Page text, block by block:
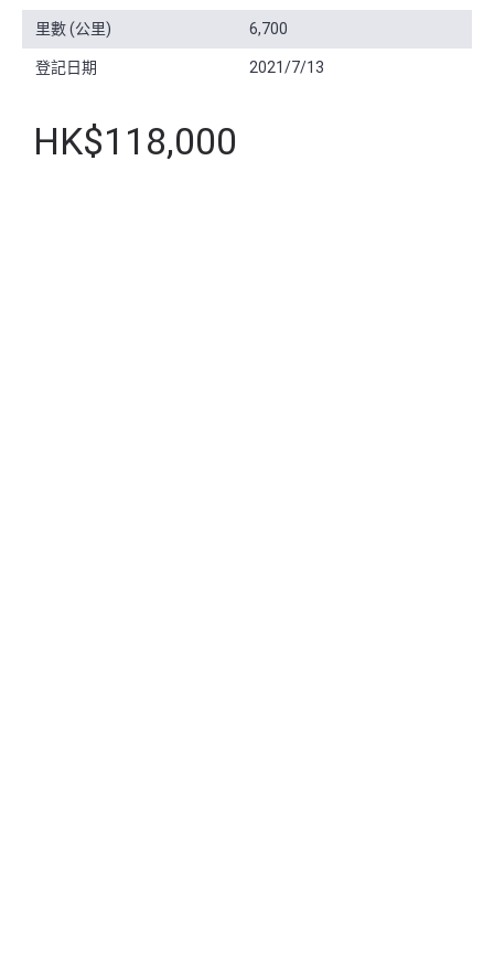
里數 (公里) 6,700
登記日期 2021/7/13
HK$118,000